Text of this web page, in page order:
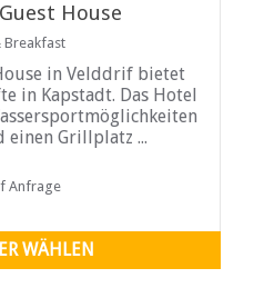
House
Breakfast
in Velddrif bietet
in Kapstadt. Das Hotel
einen Grillplatz ...
Anfrage
WÄHLEN